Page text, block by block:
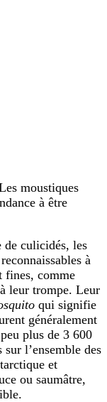
de culicidés, les
à
fines, comme
leur trompe. Leur
qui signifie
généralement
plus de 3 600
l’ensemble des
et
ou saumâtre,